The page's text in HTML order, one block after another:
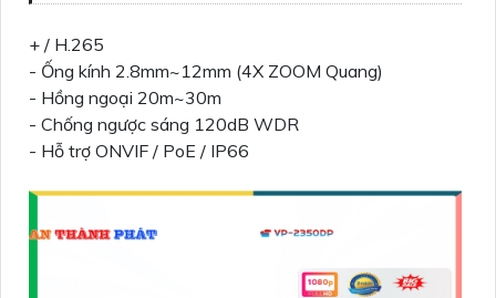
+ / H.265
- Ống kính 2.8mm~12mm (4X ZOOM Quang)
- Hồng ngoại 20m~30m
- Chống ngược sáng 120dB WDR
- Hỗ trợ ONVIF / PoE / IP66